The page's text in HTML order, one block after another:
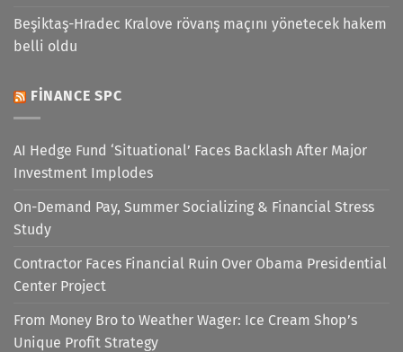
Beşiktaş-Hradec Kralove rövanş maçını yönetecek hakem
belli oldu
FINANCE SPC
AI Hedge Fund ‘Situational’ Faces Backlash After Major
Investment Implodes
On-Demand Pay, Summer Socializing & Financial Stress
Study
Contractor Faces Financial Ruin Over Obama Presidential
Center Project
From Money Bro to Weather Wager: Ice Cream Shop’s
Unique Profit Strategy